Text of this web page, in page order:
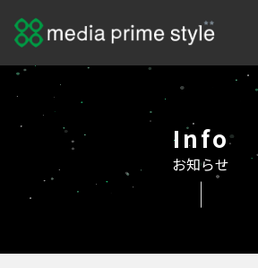
Info
お知らせ